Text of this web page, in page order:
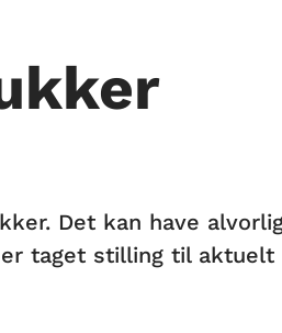
Det kan have
taget stilling til aktuelt